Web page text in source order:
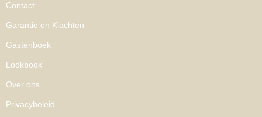
Contact
Garantie en Klachten
Gastenboek
Lookbook
Over ons
Privacybeleid